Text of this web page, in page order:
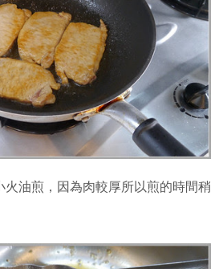
火油煎，因為肉較厚所以煎的時間稍